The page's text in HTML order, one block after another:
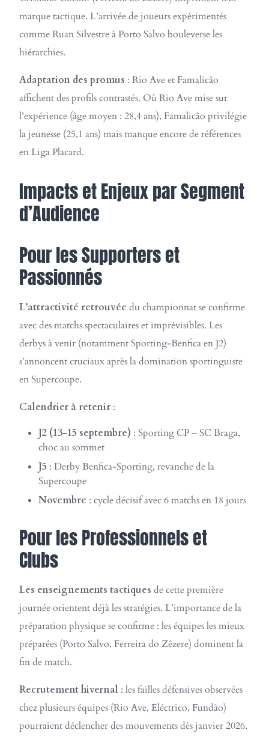
marque tactique. L’arrivée de joueurs expérimentés
comme Ruan Silvestre à Porto Salvo bouleverse les
hiérarchies.
Adaptation des promus : Rio Ave et Famalicão
affichent des profils contrastés. Où Rio Ave mise sur
l’expérience (âge moyen : 28,4 ans), Famalicão privilégie
la jeunesse (25,1 ans) mais manque encore de références
en Liga Placard.
Impacts et Enjeux par Segment
d’Audience
Pour les Supporters et
Passionnés
L’attractivité retrouvée du championnat se confirme
avec des matchs spectaculaires et imprévisibles. Les
derbys à venir (notamment Sporting-Benfica en J2)
s’annoncent cruciaux après la domination sportinguiste
en Supercoupe.
Calendrier à retenir :
J2 (13-15 septembre) : Sporting CP – SC Braga,
choc au sommet
J5 : Derby Benfica-Sporting, revanche de la
Supercoupe
Novembre : cycle décisif avec 6 matchs en 18 jours
Pour les Professionnels et
Clubs
Les enseignements tactiques de cette première
journée orientent déjà les stratégies. L’importance de la
préparation physique se confirme : les équipes les mieux
préparées (Porto Salvo, Ferreira do Zêzere) dominent la
fin de match.
Recrutement hivernal : les failles défensives observées
chez plusieurs équipes (Rio Ave, Eléctrico, Fundão)
pourraient déclencher des mouvements dès janvier 2026.